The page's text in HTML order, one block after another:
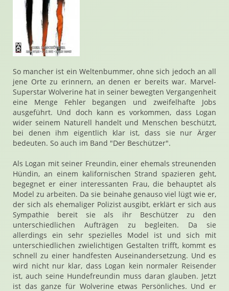
So mancher ist ein Weltenbummer, ohne sich jedoch an all
jene Orte zu erinnern, an denen er bereits war. Marvel-
Superstar Wolverine hat in seiner bewegten Vergangenheit
eine Menge Fehler begangen und zweifelhafte Jobs
ausgeführt. Und doch kann es vorkommen, dass Logan
wider seinem Naturell handelt und Menschen beschützt,
bei denen ihm eigentlich klar ist, dass sie nur Ärger
bedeuten. So auch im Band "Der Beschützer".
Als Logan mit seiner Freundin, einer ehemals streunenden
Hündin, an einem kalifornischen Strand spazieren geht,
begegnet er einer interessanten Frau, die behauptet als
Model zu arbeiten. Da sie beinahe genauso viel lügt wie er,
der sich als ehemaliger Polizist ausgibt, erklärt er sich aus
Sympathie bereit sie als ihr Beschützer zu den
unterschiedlichen Aufträgen zu begleiten. Da sie
allerdings ein sehr spezielles Model ist und sich mit
unterschiedlichen zwielichtigen Gestalten trifft, kommt es
schnell zu einer handfesten Auseinandersetzung. Und es
wird nicht nur klar, dass Logan kein normaler Reisender
ist, auch seine Hundefreundin muss daran glauben. Jetzt
ist das ganze für Wolverine etwas Persönliches. Und er